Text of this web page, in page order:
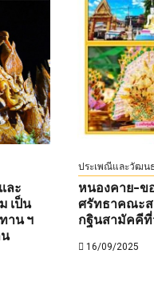
ละ
เป็น
าน ฯ
ประเพณีและวัฒน
หนองคาย-ข
ศรัทธาคณะ
กฐินสามัคคีที่
16/09/2025